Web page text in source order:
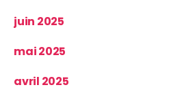
juin 2025
mai 2025
avril 2025